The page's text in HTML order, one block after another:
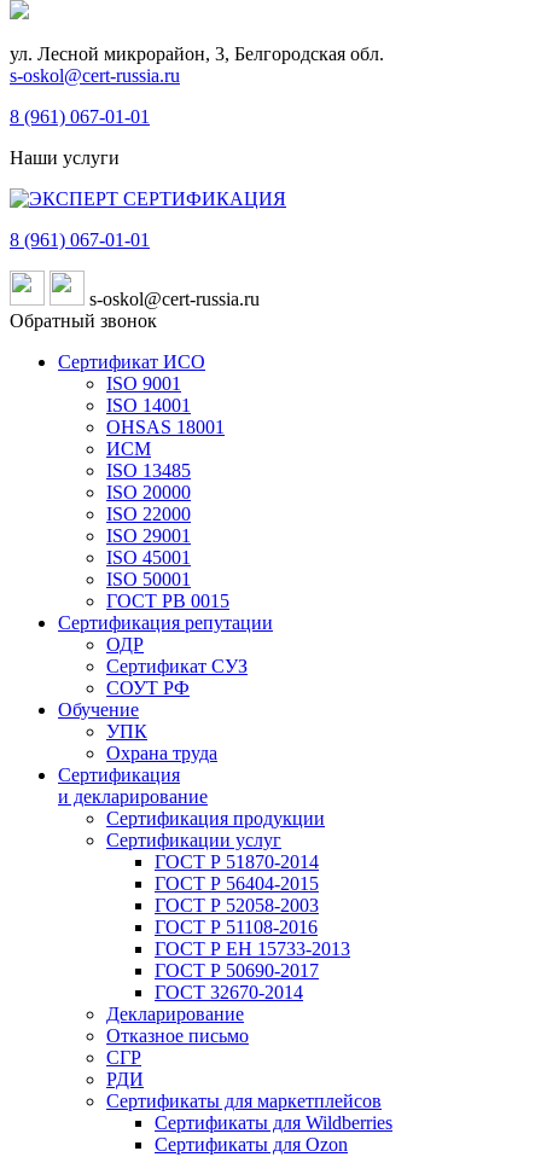
ул. Лесной микрорайон, 3, Белгородская обл.
s-oskol@cert-russia.ru
8 (961) 067-01-01
Наши услуги
8 (961) 067-01-01
s-oskol@cert-russia.ru
Обратный звонок
Сертификат ИСО
ISO 9001
ISO 14001
OHSAS 18001
ИСМ
ISO 13485
ISO 20000
ISO 22000
ISO 29001
ISO 45001
ISO 50001
ГОСТ РВ 0015
Сертификация репутации
ОДР
Сертификат СУЗ
СОУТ РФ
Обучение
УПК
Охрана труда
Сертификация
и декларирование
Сертификация продукции
Сертификации услуг
ГОСТ Р 51870-2014
ГОСТ Р 56404-2015
ГОСТ Р 52058-2003
ГОСТ Р 51108-2016
ГОСТ Р ЕН 15733-2013
ГОСТ Р 50690-2017
ГОСТ 32670-2014
Декларирование
Отказное письмо
СГР
РДИ
Сертификаты для маркетплейсов
Сертификаты для Wildberries
Сертификаты для Ozon